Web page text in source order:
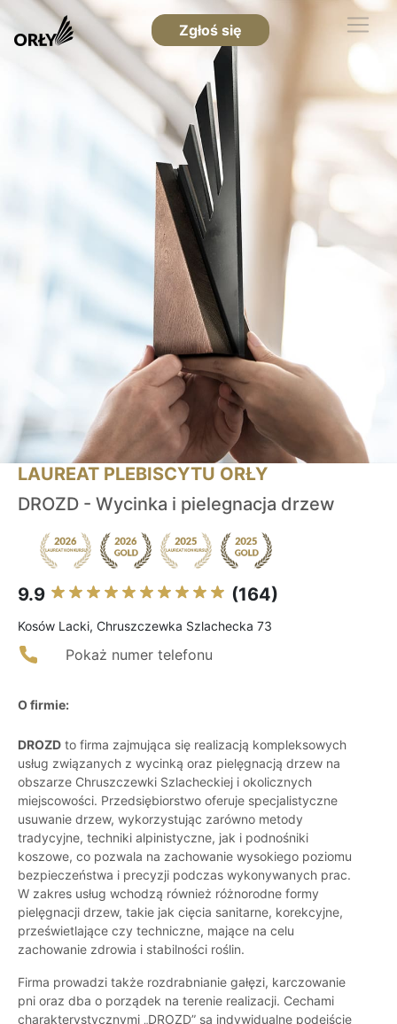
Zgłoś się
LAUREAT PLEBISCYTU ORŁY
DROZD - Wycinka i pielegnacja drzew
9.9 (164)
Kosów Lacki, Chruszczewka Szlachecka 73
Pokaż numer telefonu
O firmie:
DROZD to firma zajmująca się realizacją kompleksowych
usług związanych z wycinką oraz pielęgnacją drzew na
obszarze Chruszczewki Szlacheckiej i okolicznych
miejscowości. Przedsiębiorstwo oferuje specjalistyczne
usuwanie drzew, wykorzystując zarówno metody
tradycyjne, techniki alpinistyczne, jak i podnośniki
koszowe, co pozwala na zachowanie wysokiego poziomu
bezpieczeństwa i precyzji podczas wykonywanych prac.
W zakres usług wchodzą również różnorodne formy
pielęgnacji drzew, takie jak cięcia sanitarne, korekcyjne,
prześwietlające czy techniczne, mające na celu
zachowanie zdrowia i stabilności roślin.
Firma prowadzi także rozdrabnianie gałęzi, karczowanie
pni oraz dba o porządek na terenie realizacji. Cechami
charakterystycznymi „DROZD” są indywidualne podejście